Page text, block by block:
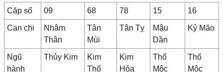
Cặp số 09 68 78 15 16
Can chi
Nhâm
Thân
Tân
Mùi
Tân Tỵ
Mậu
Dần
Kỷ Mão
Ngũ
hành
Thủy Kim
Kim
Thổ
Kim
Hỏa
Thổ
Mộc
Thổ
Mộc